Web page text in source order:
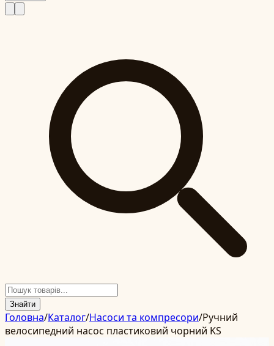
Знайти
Головна/Каталог/Насоси та компресори/Ручний
велосипедний насос пластиковий чорний KS